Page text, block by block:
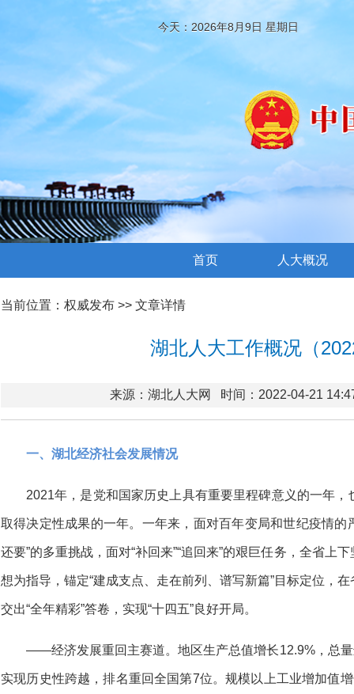
今天：2026年8月9日 星期日
首页 人大概况
当前位置： 权威发布 >> 文章详情
湖北人大工作概况（
来源：湖北人大网 时间：2022-04-21
一、湖北经济社会发展情况
2021年，是党和国家历史上具有重要里程碑意义的一年
取得决定性成果的一年。一年来，面对百年变局和世纪疫情的
还要”的多重挑战，面对“补回来”“追回来”的艰巨任务，全省上
想为指导，锚定“建成支点、走在前列、谱写新篇”目标定位，
交出“全年精彩”答卷，实现“十四五”良好开局。
——经济发展重回主赛道。地区生产总值增长12.9%，总
实现历史性跨越，排名重回全国第7位。规模以上工业增加值